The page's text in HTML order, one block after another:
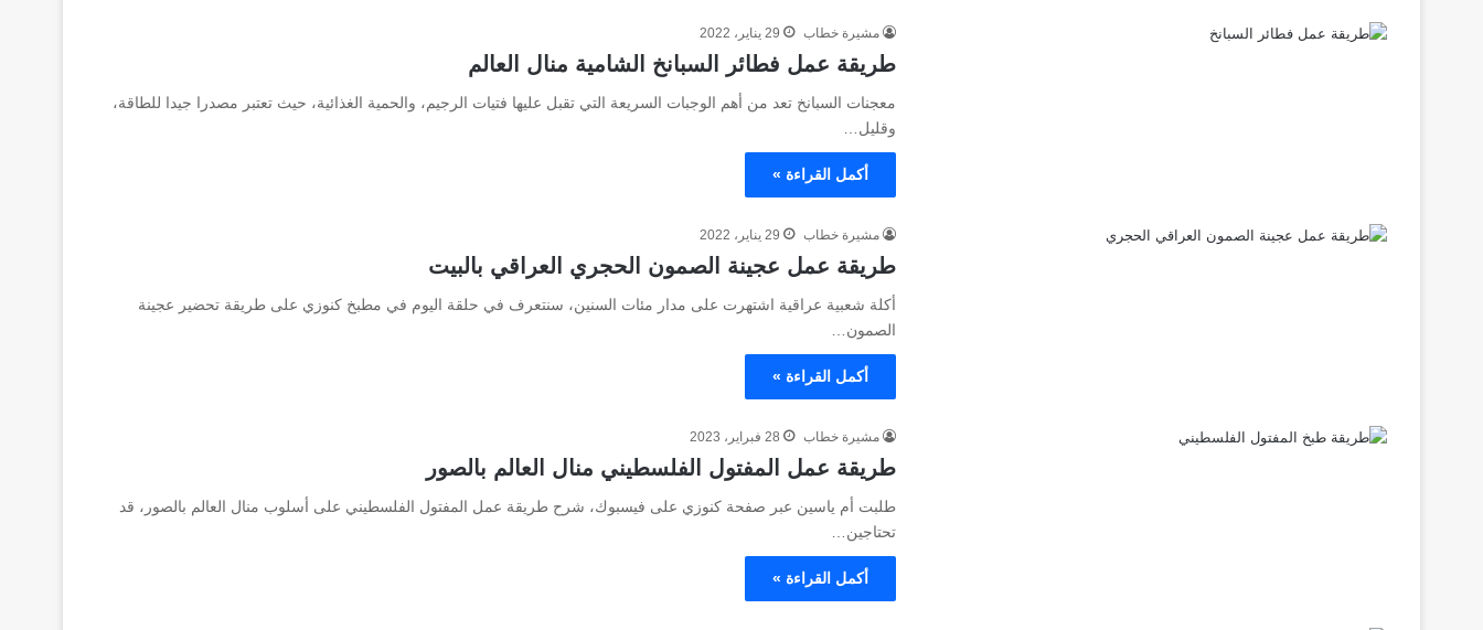
مشيرة خطاب 29 يناير، 2022
طريقة عمل فطائر السبانخ الشامية منال العالم
معجنات السبانخ تعد من أهم الوجبات السريعة التي تقبل عليها فتيات الرجيم، والحمية الغذائية، حيث تعتبر مصدرا جيدا للطاقة،
وقليل…
أكمل القراءة »
مشيرة خطاب 29 يناير، 2022
طريقة عمل عجينة الصمون الحجري العراقي بالبيت
أكلة شعبية عراقية اشتهرت على مدار مئات السنين، سنتعرف في حلقة اليوم في مطبخ كنوزي على طريقة تحضير عجينة
الصمون…
أكمل القراءة »
مشيرة خطاب 28 فبراير، 2023
طريقة عمل المفتول الفلسطيني منال العالم بالصور
طلبت أم ياسين عبر صفحة كنوزي على فيسبوك، شرح طريقة عمل المفتول الفلسطيني على أسلوب منال العالم بالصور، قد
تحتاجين…
أكمل القراءة »